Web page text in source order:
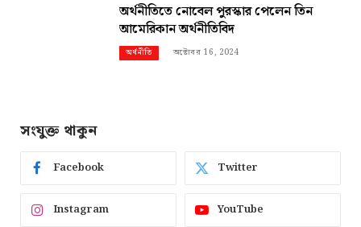
অর্থনীতিতে নোবেল পুরস্কার পেলেন তিন
আমেরিকান অর্থনীতিবিদ
অর্থনীতি অক্টোবর 16, 2024
সংযুক্ত থাকুন
Facebook Twitter
Instagram YouTube